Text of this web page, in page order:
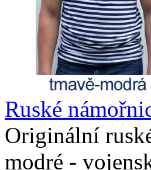
Ruské
Originální
modré -